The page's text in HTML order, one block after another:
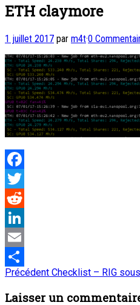
ETH claymore
1 juillet 2017 par m4t·0
Facebook
Twitter
Reddit
LinkedIn
Email
Partager
Navigation
de
Précédent Article
:
Checklist – RIG
Laisser un